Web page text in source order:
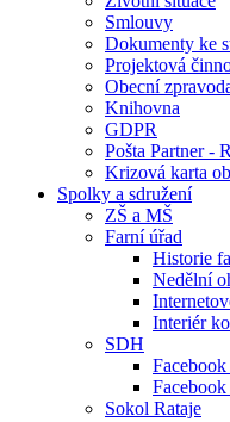
Smlouvy
Dokumenty ke
Projektová
Obecní
Knihovna
GDPR
Pošta Partner -
Krizová karta
Spolky a sdružení
ZŠ a MŠ
Farní úřad
Historie
Nedělní
Interiér
SDH
Sokol Rataje